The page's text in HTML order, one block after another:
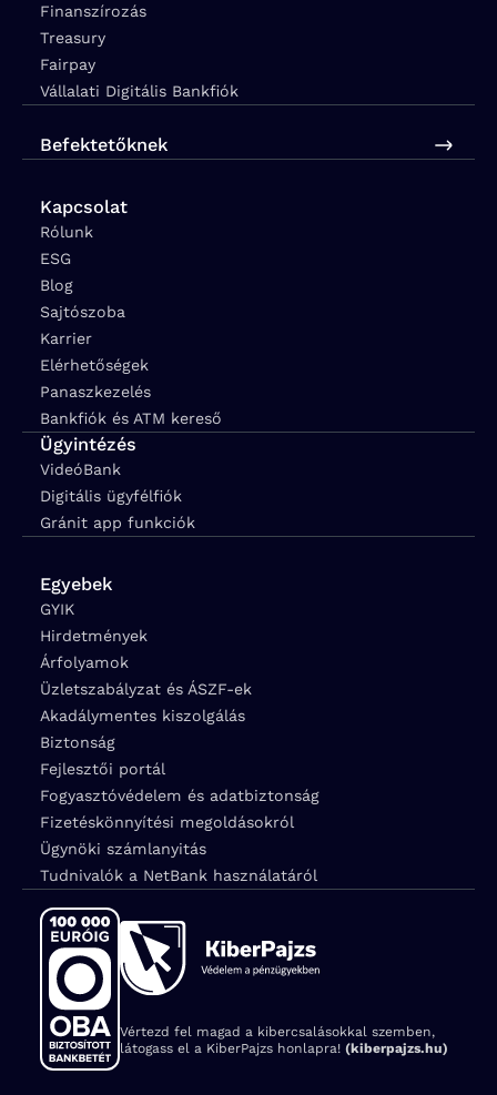
Finanszírozás
Treasury
Fairpay
Vállalati Digitális Bankfiók
Befektetőknek
Kapcsolat
Rólunk
ESG
Blog
Sajtószoba
Karrier
Elérhetőségek
Panaszkezelés
Bankfiók és ATM kereső
Ügyintézés
VideóBank
Digitális ügyfélfiók
Gránit app funkciók
Egyebek
GYIK
Hirdetmények
Árfolyamok
Üzletszabályzat és ÁSZF-ek
Akadálymentes kiszolgálás
Biztonság
Fejlesztői portál
Fogyasztóvédelem és adatbiztonság
Fizetéskönnyítési megoldásokról
Ügynöki számlanyitás
Tudnivalók a NetBank használatáról
Vértezd fel magad a kibercsalásokkal szemben,
látogass el a KiberPajzs honlapra! (kiberpajzs.hu)